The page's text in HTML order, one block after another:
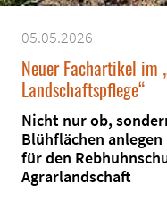
05.05.2026
Neuer Fachartikel im
Landschaftspflege“
Nicht nur ob,
Blühflächen
für den
Agrarlandschaft